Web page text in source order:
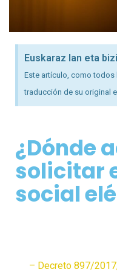
Euskaraz lan eta
Este artículo, como todos
traducción de su original
¿Dónde
solicitar
social
– Decreto 897/